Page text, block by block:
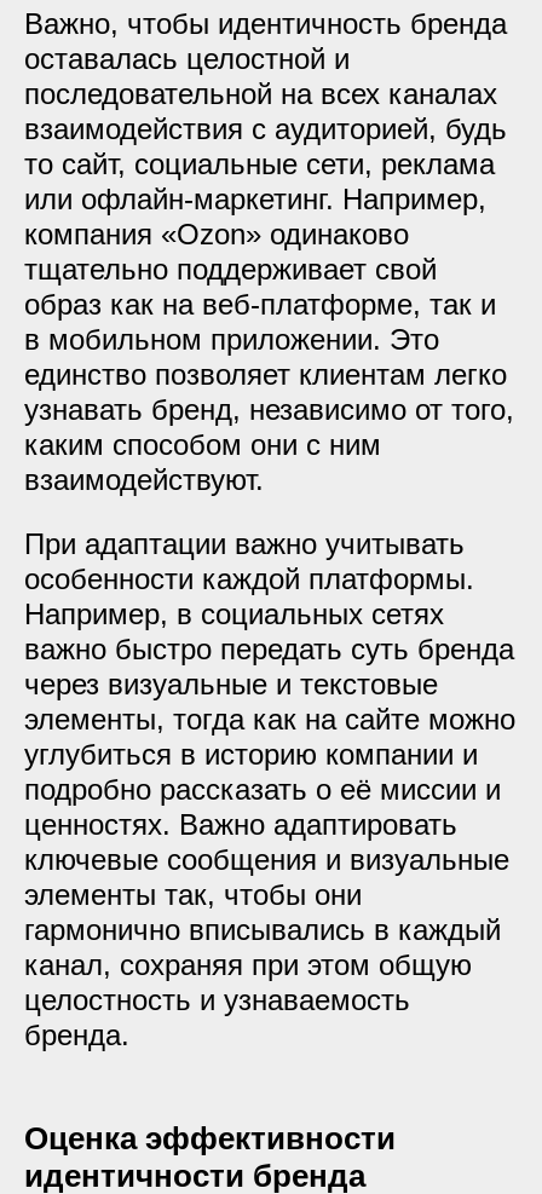
Важно, чтобы идентичность бренда
оставалась целостной и
последовательной на всех каналах
взаимодействия с аудиторией, будь
то сайт, социальные сети, реклама
или офлайн-маркетинг. Например,
компания «Ozon» одинаково
тщательно поддерживает свой
образ как на веб-платформе, так и
в мобильном приложении. Это
единство позволяет клиентам легко
узнавать бренд, независимо от того,
каким способом они с ним
взаимодействуют.
При адаптации важно учитывать
особенности каждой платформы.
Например, в социальных сетях
важно быстро передать суть бренда
через визуальные и текстовые
элементы, тогда как на сайте можно
углубиться в историю компании и
подробно рассказать о её миссии и
ценностях. Важно адаптировать
ключевые сообщения и визуальные
элементы так, чтобы они
гармонично вписывались в каждый
канал, сохраняя при этом общую
целостность и узнаваемость
бренда.
Оценка эффективности
идентичности бренда